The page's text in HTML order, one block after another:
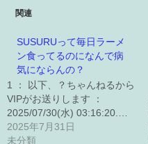
関連
SUSURUって毎日ラーメ
ン食ってるのになんで病
気にならんの？
1 ： 以下、？ちゃんねるから
VIPがお送りします ：
2025/07/30(水) 03:16:20.…
2025年7月31日
未分類